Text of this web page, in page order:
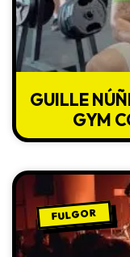
GUILLE
GYM
FULGOR